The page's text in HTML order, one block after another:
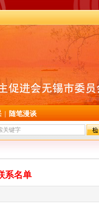
随笔漫谈
系名单